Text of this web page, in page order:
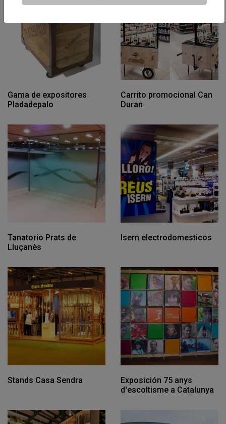
Gama de expositores
Pladadepalo
Carrito promocional Can
Duran
Tanatorio Prats de
Lluçanès
Isern electrodomesticos
Stands Casa Sendra
Exposición 75 anys
d'escoltisme a Catalunya